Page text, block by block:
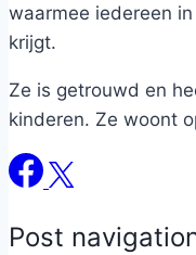
waarmee iedereen
krijgt.
Ze is getrouwd en
kinderen. Ze woont
Post